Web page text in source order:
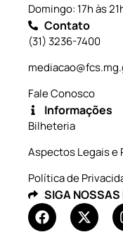
Domingo: 17h às
Contato
(31) 3236-7400
Fale Conosco
Informações
Bilheteria
Aspectos Legais e
Política de
SIGA NOSSAS